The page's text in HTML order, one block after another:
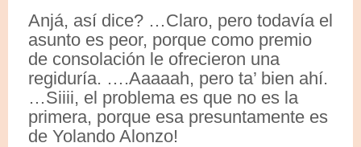
Anjá, así dice? …Claro, pero todavía el
asunto es peor, porque como premio
de consolación le ofrecieron una
regiduría. ….Aaaaah, pero ta’ bien ahí.
…Siiii, el problema es que no es la
primera, porque esa presuntamente es
de Yolando Alonzo!